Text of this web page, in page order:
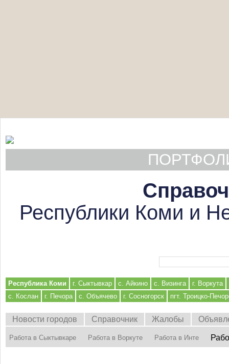
Республики Коми и
Республика Коми г. Сыктывкар с. Айкино с. Визинга
г. Воркута
с. Кослан
г. Печора с. Объячево г. Сосногорск пгт. Троицко-
Новости городов Справочник Жалобы
Работа в Сыктывкаре Работа в Воркуте Работа в Инте